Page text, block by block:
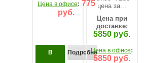
Цена в офисе: 775
руб.
В Подробнее...
цена за...
Цена при
доставке:
5850 руб.
Цена в офисе:
5850 руб.